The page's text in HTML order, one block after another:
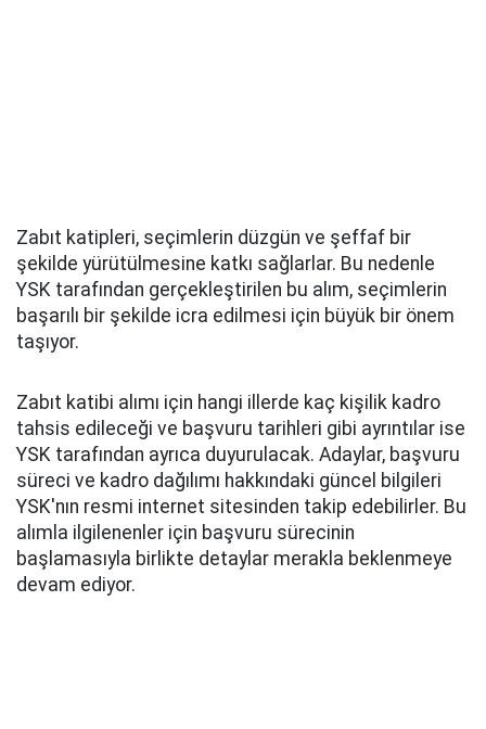
Zabıt katipleri, seçimlerin düzgün ve şeffaf bir
şekilde yürütülmesine katkı sağlarlar. Bu nedenle
YSK tarafından gerçekleştirilen bu alım, seçimlerin
başarılı bir şekilde icra edilmesi için büyük bir önem
taşıyor.
Zabıt katibi alımı için hangi illerde kaç kişilik kadro
tahsis edileceği ve başvuru tarihleri gibi ayrıntılar ise
YSK tarafından ayrıca duyurulacak. Adaylar, başvuru
süreci ve kadro dağılımı hakkındaki güncel bilgileri
YSK'nın resmi internet sitesinden takip edebilirler. Bu
alımla ilgilenenler için başvuru sürecinin
başlamasıyla birlikte detaylar merakla beklenmeye
devam ediyor.